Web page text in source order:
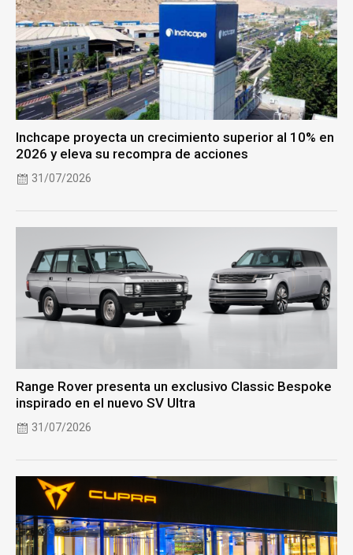
Inchcape proyecta un crecimiento superior al 10% en
2026 y eleva su recompra de acciones
31/07/2026
Range Rover presenta un exclusivo Classic Bespoke
inspirado en el nuevo SV Ultra
31/07/2026